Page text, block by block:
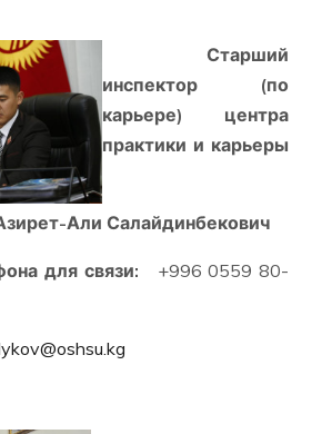
Старший
инспектор (по
карьере) центра
практики и карьеры
Али Салайдинбекович
для связи: +996 0559 80-